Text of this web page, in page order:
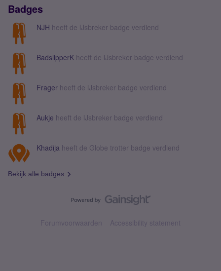
Badges
NJH heeft de IJsbreker badge verdiend
BadslipperK heeft de IJsbreker badge verdiend
Frager heeft de IJsbreker badge verdiend
Aukje heeft de IJsbreker badge verdiend
Khadija heeft de Globe trotter badge verdiend
Bekijk alle badges
Forumvoorwaarden Accessibility statement